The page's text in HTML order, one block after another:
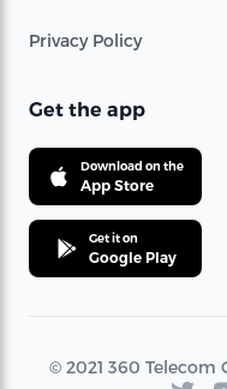
Privacy Policy
Get the app
Download on the
App Store
Get it on
Google Play
© 2021 360 Telecom